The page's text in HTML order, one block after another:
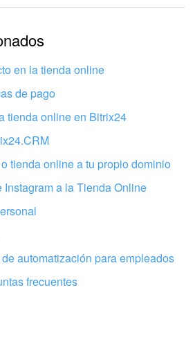
desactualizada
corta. Necesito más
funciona esta herramienta
en la tienda online
de pago
tienda online en Bitrix24
tienda online a tu propio dominio
Instagram a la Tienda Online
automatización para empleados
frecuentes